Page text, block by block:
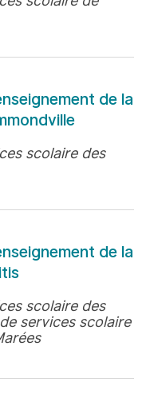
de la
scolaire des
de la
scolaire des
services scolaire